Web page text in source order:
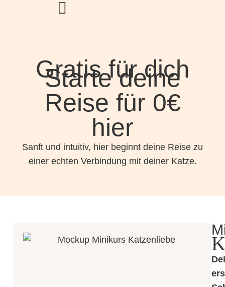
Gratis für dich
Starte deine
Reise für 0€
hier
Sanft und intuitiv, hier beginnt deine Reise zu
einer echten Verbindung mit deiner Katze.